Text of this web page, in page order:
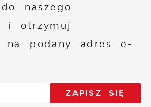
naszego
i otrzymuj
na podany adres e-